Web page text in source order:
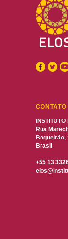
CONTATO
INSTITUTO
Rua
Boqueirão,
Brasil
+55 13